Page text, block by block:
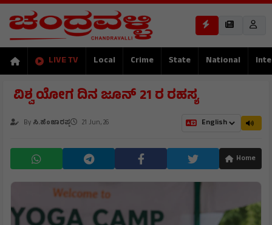
LIVE TV Local Crime State National
​ ವಿಶ್ವ ಯೋಗ ದಿನ ಜೂನ್ 21 ರ ರಹಸ್ಯ
By ಸಿ.ಹೆಂಜಾರಪ್ಪ 21 Jun, 26
Home